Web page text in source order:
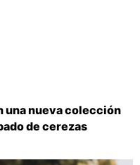
una nueva colección
de cerezas